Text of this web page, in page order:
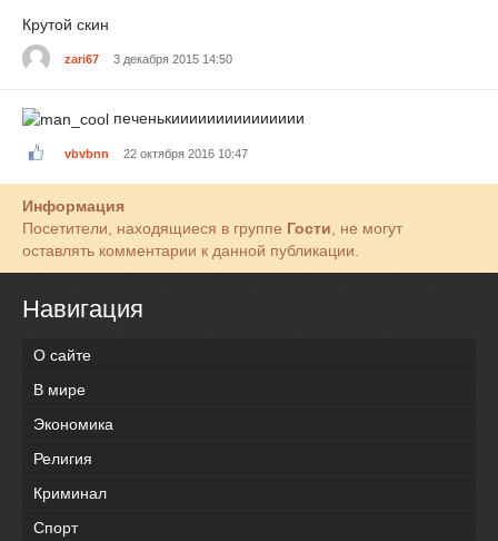
Крутой скин
zari67 3 декабря 2015 14:50
печенькиииииииииииииии
vbvbnn 22 октября 2016 10:47
Информация
Посетители, находящиеся в группе Гости, не могут
оставлять комментарии к данной публикации.
Навигация
О сайте
В мире
Экономика
Религия
Криминал
Спорт